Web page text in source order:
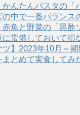
かんたんパスタの「
中で一番バランス
赤魚と野菜の「黒酢
常備しておいて損
ツ】2023年10月～
まとめて実食してみ